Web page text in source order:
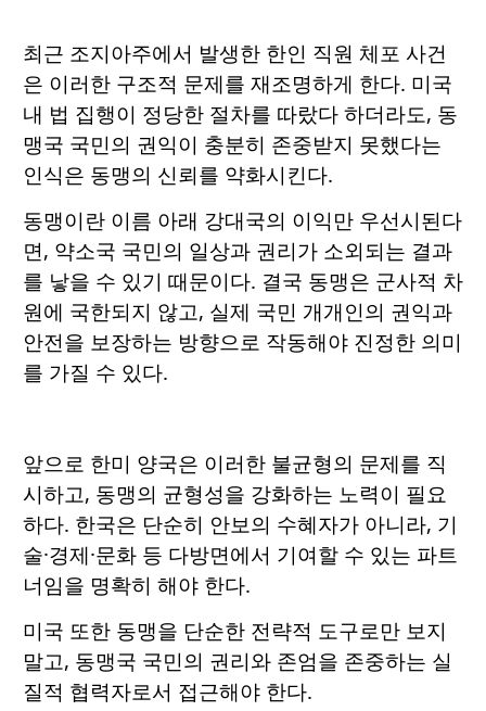
최근 조지아주에서 발생한 한인 직원 체포 사건
은 이러한 구조적 문제를 재조명하게 한다. 미국
내 법 집행이 정당한 절차를 따랐다 하더라도, 동
맹국 국민의 권익이 충분히 존중받지 못했다는
인식은 동맹의 신뢰를 약화시킨다.
동맹이란 이름 아래 강대국의 이익만 우선시된다
면, 약소국 국민의 일상과 권리가 소외되는 결과
를 낳을 수 있기 때문이다. 결국 동맹은 군사적 차
원에 국한되지 않고, 실제 국민 개개인의 권익과
안전을 보장하는 방향으로 작동해야 진정한 의미
를 가질 수 있다.
앞으로 한미 양국은 이러한 불균형의 문제를 직
시하고, 동맹의 균형성을 강화하는 노력이 필요
하다. 한국은 단순히 안보의 수혜자가 아니라, 기
술·경제·문화 등 다방면에서 기여할 수 있는 파트
너임을 명확히 해야 한다.
미국 또한 동맹을 단순한 전략적 도구로만 보지
말고, 동맹국 국민의 권리와 존엄을 존중하는 실
질적 협력자로서 접근해야 한다.